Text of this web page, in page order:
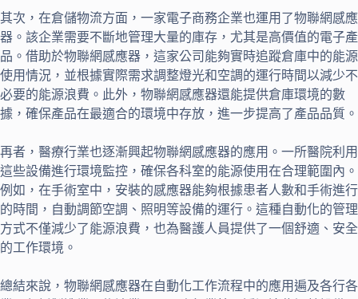
其次，在倉儲物流方面，一家電子商務企業也運用了物聯網感應
器。該企業需要不斷地管理大量的庫存，尤其是高價值的電子產
品。借助於物聯網感應器，這家公司能夠實時追蹤倉庫中的能源
使用情況，並根據實際需求調整燈光和空調的運行時間以減少不
必要的能源浪費。此外，物聯網感應器還能提供倉庫環境的數
據，確保產品在最適合的環境中存放，進一步提高了產品品質。
再者，醫療行業也逐漸興起物聯網感應器的應用。一所醫院利用
這些設備進行環境監控，確保各科室的能源使用在合理範圍內。
例如，在手術室中，安裝的感應器能夠根據患者人數和手術進行
的時間，自動調節空調、照明等設備的運行。這種自動化的管理
方式不僅減少了能源浪費，也為醫護人員提供了一個舒適、安全
的工作環境。
總結來說，物聯網感應器在自動化工作流程中的應用遍及各行各